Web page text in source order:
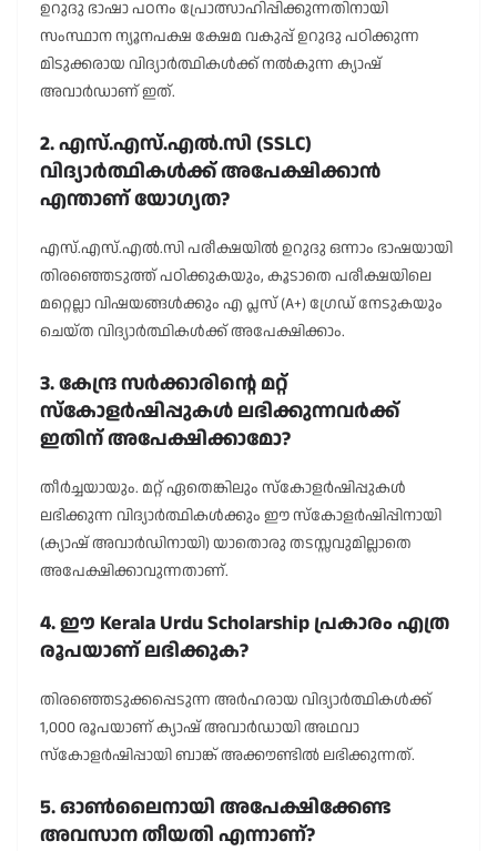
ഉറുദു ഭാഷാ പഠനം പ്രോത്സാഹിപ്പിക്കുന്നതിനായി
സംസ്ഥാന ന്യൂനപക്ഷ ക്ഷേമ വകുപ്പ് ഉറുദു പഠിക്കുന്ന
മിടുക്കരായ വിദ്യാർത്ഥികൾക്ക് നൽകുന്ന ക്യാഷ്
അവാർഡാണ് ഇത്.
2. എസ്.എസ്.എൽ.സി (SSLC)
വിദ്യാർത്ഥികൾക്ക് അപേക്ഷിക്കാൻ
എന്താണ് യോഗ്യത?
എസ്.എസ്.എൽ.സി പരീക്ഷയിൽ ഉറുദു ഒന്നാം ഭാഷയായി
തിരഞ്ഞെടുത്ത് പഠിക്കുകയും, കൂടാതെ പരീക്ഷയിലെ
മറ്റെല്ലാ വിഷയങ്ങൾക്കും എ പ്ലസ് (A+) ഗ്രേഡ് നേടുകയും
ചെയ്ത വിദ്യാർത്ഥികൾക്ക് അപേക്ഷിക്കാം.
3. കേന്ദ്ര സർക്കാരിന്റെ മറ്റ്
സ്കോളർഷിപ്പുകൾ ലഭിക്കുന്നവർക്ക്
ഇതിന് അപേക്ഷിക്കാമോ?
തീർച്ചയായും. മറ്റ് ഏതെങ്കിലും സ്കോളർഷിപ്പുകൾ
ലഭിക്കുന്ന വിദ്യാർത്ഥികൾക്കും ഈ സ്കോളർഷിപ്പിനായി
(ക്യാഷ് അവാർഡിനായി) യാതൊരു തടസ്സവുമില്ലാതെ
അപേക്ഷിക്കാവുന്നതാണ്.
4. ഈ Kerala Urdu Scholarship പ്രകാരം എത്ര
രൂപയാണ് ലഭിക്കുക?
തിരഞ്ഞെടുക്കപ്പെടുന്ന അർഹരായ വിദ്യാർത്ഥികൾക്ക്
1,000 രൂപയാണ് ക്യാഷ് അവാർഡായി അഥവാ
സ്കോളർഷിപ്പായി ബാങ്ക് അക്കൗണ്ടിൽ ലഭിക്കുന്നത്.
5. ഓൺലൈനായി അപേക്ഷിക്കേണ്ട
അവസാന തീയതി എന്നാണ്?